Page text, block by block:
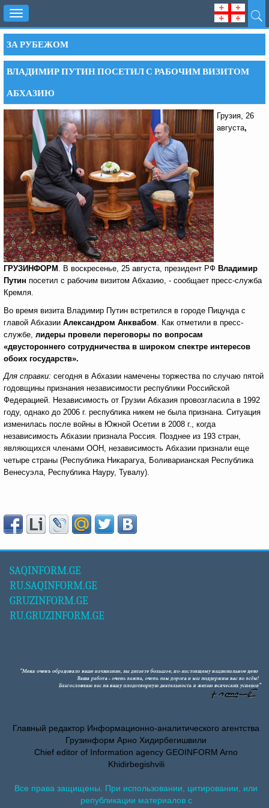
Toggle
navigation
ЗА РУБЕЖОМ
ВЛАДИМИР ПУТИН ПОСЕТИЛ С РАБОЧИМ ВИЗИТОМ
АБХАЗИЮ
Грузия, 26
августа,
ГРУЗИНФОРМ . В воскресенье, 25 августа, президент РФ Владимир
Путин посетил с рабочим визитом Абхазию, - сообщает пресс-служба
Кремля.
Во время визита Владимир Путин встретился в городе Пицунда с
главой Абхазии Александром Анквабом. Как отметили в пресс-
службе, лидеры провели переговоры по вопросам
«двустороннего сотрудничества в широком спектре интересов
обоих государств».
Для справки: сегодня в Абхазии намечены торжества по случаю пятой
годовщины признания независимости республики Российской
Федерацией. Независимость от Грузии Абхазия провозгласила в 1992
году, однако до 2006 г. республика никем не была признана. Ситуация
изменилась после войны в Южной Осетии в 2008 г., когда
независимость Абхазии признала Россия. Позднее из 193 стран,
являющихся членами ООН, независимость Абхазии признали еще
четыре страны (Республика Никарагуа, Боливарианская Республика
Венесуэла, Республика Науру, Тувалу).
SAQINFORM.GE
RU.SAQINFORM.GE
GRUZINFORM.GE
RU.GRUZINFORM.GE
Главный редактор Информационно-аналитического агентства
Грузинформ Арно Хидирбегишвили
Chief editor of Information agency GEOINFORM Arno
Khidirbegishvili
Все права защищены. При использовании, цитировании, или
републикации материалов с